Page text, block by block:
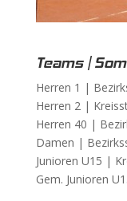
Teams |
Herren 1 |
Herren 2 |
Herren 40 |
Damen |
Junioren U15 |
Gem. Junioren